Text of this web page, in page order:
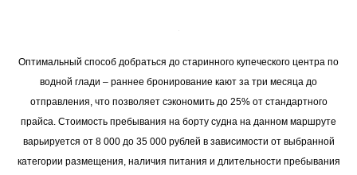
Оптимальный способ добраться до старинного купеческого центра по
водной глади – раннее бронирование кают за три месяца до
отправления, что позволяет сэкономить до 25% от стандартного
прайса. Стоимость пребывания на борту судна на данном маршруте
варьируется от 8 000 до 35 000 рублей в зависимости от выбранной
категории размещения, наличия питания и длительности пребывания